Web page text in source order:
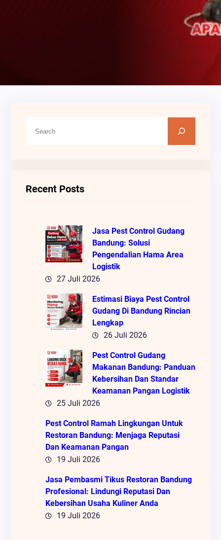
Recent Posts
Jasa Pest Control Gudang
Bandung: Solusi
Pengendalian Hama Area
Logistik
27 Juli 2026
Estimasi Biaya Pest Control
Gudang Di Bandung Rincian
Lengkap
26 Juli 2026
Pest Control Gudang
Makanan Bandung: Panduan
Kebersihan Dan Standar
Keamanan Pangan Logistik
25 Juli 2026
Pest Control Ramah Lingkungan Untuk
Restoran Bandung: Menjaga Reputasi
Dan Keamanan Pangan
19 Juli 2026
Jasa Pembasmi Tikus Restoran Bandung
Profesional: Lindungi Reputasi Dan
Kebersihan Usaha Kuliner Anda
19 Juli 2026